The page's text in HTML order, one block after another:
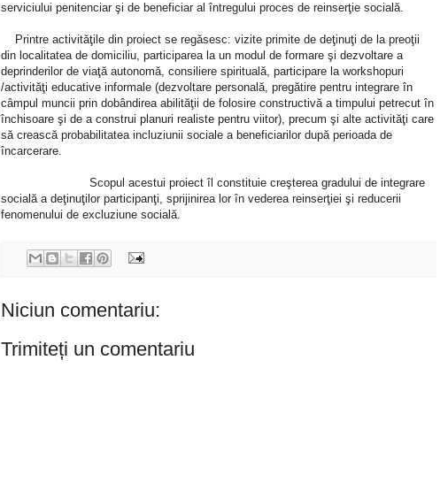
serviciului penitenciar şi de beneficiar al întregului proces de reinserţie socială.
Printre activităţile din proiect se regăsesc: vizite primite de deţinuţi de la preoţii
din localitatea de domiciliu, participarea la un modul de formare şi dezvoltare a
deprinderilor de viaţă autonomă, consiliere spirituală, participare la workshopuri
/activităţi educative informale (dezvoltare personală, pregătire pentru integrare în
câmpul muncii prin dobândirea abilităţii de folosire constructivă a timpului petrecut în
închisoare şi de a construi planuri realiste pentru viitor), precum şi alte activităţi care
să crească probabilitatea incluziunii sociale a beneficiarilor după perioada de
încarcerare.
Scopul acestui proiect îl constituie creşterea gradului de integrare
socială a deţinuţilor participanţi, sprijinirea lor în vederea reinserţiei şi reducerii
fenomenului de excluziune socială.
Niciun comentariu:
Trimiteți un comentariu